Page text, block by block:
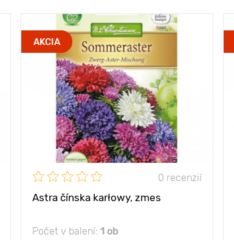
AKCIA
0 recenzií
Astra čínska karłowy, zmes
Počet v balení: 1 ob